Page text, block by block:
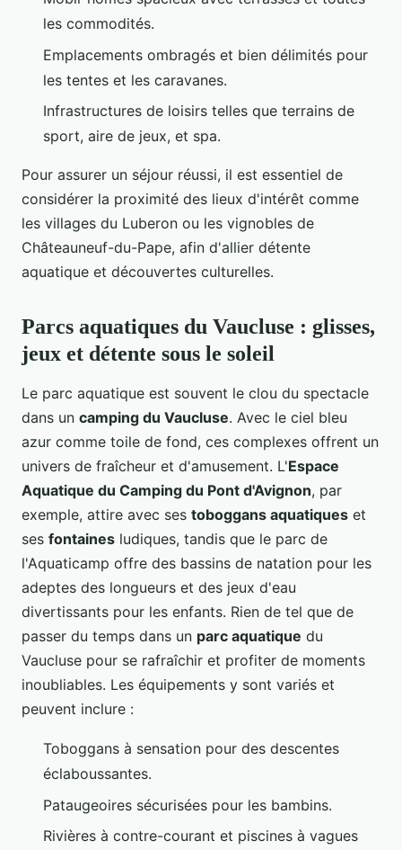
les commodités.
Emplacements ombragés et bien délimités pour
les tentes et les caravanes.
Infrastructures de loisirs telles que terrains de
sport, aire de jeux, et spa.
Pour assurer un séjour réussi, il est essentiel de
considérer la proximité des lieux d'intérêt comme
les villages du Luberon ou les vignobles de
Châteauneuf-du-Pape, afin d'allier détente
aquatique et découvertes culturelles.
Parcs aquatiques du Vaucluse : glisses,
jeux et détente sous le soleil
Le parc aquatique est souvent le clou du spectacle
dans un camping du Vaucluse. Avec le ciel bleu
azur comme toile de fond, ces complexes offrent un
univers de fraîcheur et d'amusement. L'Espace
Aquatique du Camping du Pont d'Avignon, par
exemple, attire avec ses toboggans aquatiques et
ses fontaines ludiques, tandis que le parc de
l'Aquaticamp offre des bassins de natation pour les
adeptes des longueurs et des jeux d'eau
divertissants pour les enfants. Rien de tel que de
passer du temps dans un parc aquatique du
Vaucluse pour se rafraîchir et profiter de moments
inoubliables. Les équipements y sont variés et
peuvent inclure :
Toboggans à sensation pour des descentes
éclaboussantes.
Pataugeoires sécurisées pour les bambins.
Rivières à contre-courant et piscines à vagues